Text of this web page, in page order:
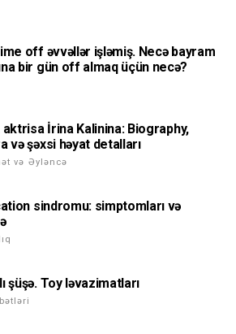
off əvvəllər işləmiş. Necə bayram
bir gün off almaq üçün necə?
aktrisa İrina Kalinina: Biography,
və şəxsi həyat detalları
və Əyləncə
sindromu: simptomları və
şüşə. Toy ləvazimatları